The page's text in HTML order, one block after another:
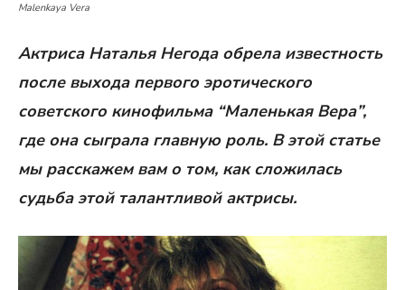
Malenkaya Vera
Актриса Наталья Негода обрела известность
после выхода первого эротического
советского кинофильма “Маленькая Вера”,
где она сыграла главную роль. В этой статье
мы расскажем вам о том, как сложилась
судьба этой талантливой актрисы.